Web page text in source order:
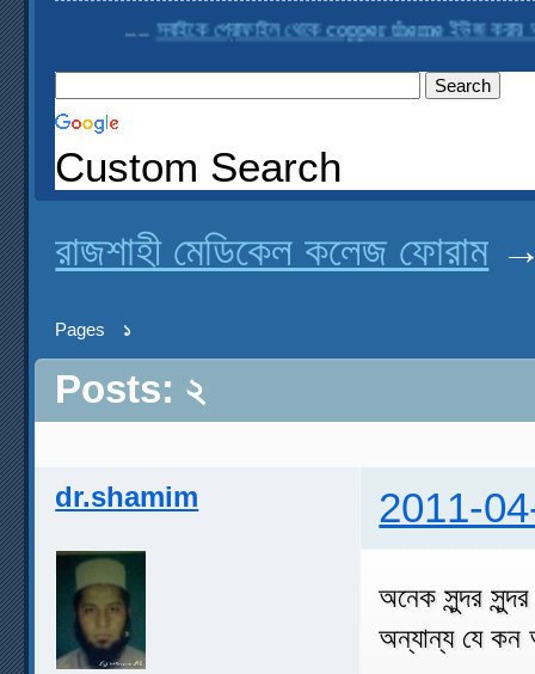
....সবাইকে প্রোফাইল থেকে copper theme ইউজ করার
Custom Search
রাজশাহী মেডিকেল কলেজ ফোরাম
Pages ১
Posts: ২
dr.shamim 2011-
অনেক সুন্দর
অন্যান্য যে কন